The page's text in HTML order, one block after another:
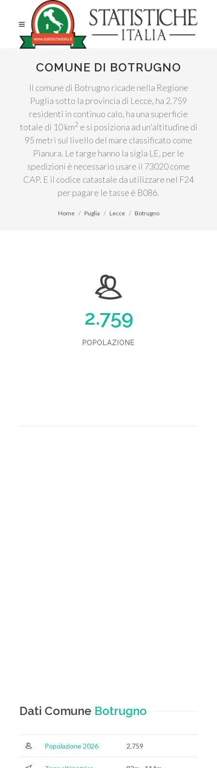
COMUNE DI BOTRUGNO
Il comune di Botrugno ricade nella Regione
Puglia sotto la provincia di Lecce, ha 2.759
residenti in continuo calo, ha una superficie
totale di 10 km2 e si posiziona ad un'altitudine di
95 metri sul livello del mare classificato come
Pianura. Le targe hanno la sigla LE, per le
spedizioni è necessario usare il 73020 come
CAP. E il codice catastale da utilizzare nel F24
per pagare le tasse è B086.
Home Puglia Lecce Botrugno
2.759
POPOLAZIONE
Dati Comune Botrugno
Popolazione 2026 2.759